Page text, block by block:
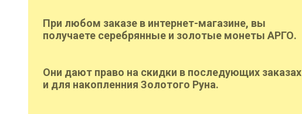
При любом заказе в интернет-магазине, вы
получаете серебрянные и золотые монеты АРГО.
Они дают право на скидки в последующих заказах
и для накопленния Золотого Руна.